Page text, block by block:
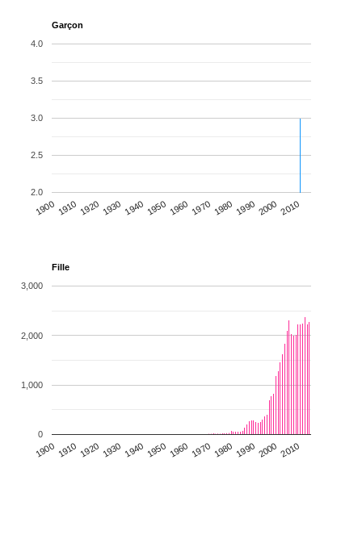
Garçon
1900 1910 1920 1930 1940 1950 1960 1970 1980 1990 2000 2010
2.0
2.5
3.0
3.5
4.0
Fille
1900 1910 1920 1930 1940 1950 1960 1970 1980 1990 2000 2010
0
1,000
2,000
3,000